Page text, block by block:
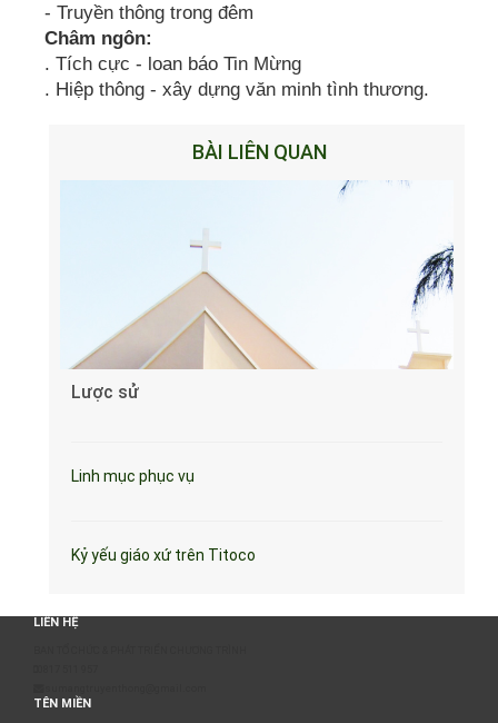
- Truyền thông trong đêm
Châm ngôn:
. Tích cực - loan báo Tin Mừng
. Hiệp thông - xây dựng văn minh tình thương.
BÀI LIÊN QUAN
Lược sử
Linh mục phục vụ
Kỷ yếu giáo xứ trên Titoco
LIÊN HỆ
TÊN MIỀN